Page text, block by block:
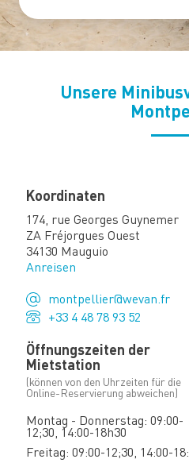
Unsere
Koordinaten
174, rue Georges Guynemer
ZA Fréjorgues Ouest
34130 Mauguio
Anreisen
montpellier@wevan.fr
+33 4 48 78 93 52
Öffnungszeiten der
Mietstation
(können von den Uhrzeiten für die
Online-Reservierung abweichen)
Montag - Donnerstag: 09:00-
12;30, 14:00-18h30
Freitag: 09:00-12;30, 14:00-